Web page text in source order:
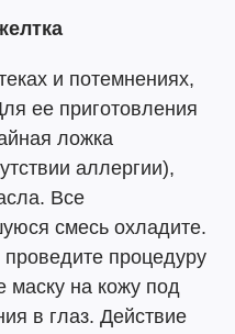
и потемнениях,
ее приготовления
ложка
аллергии),
Все
смесь охладите.
процедуру
маску на кожу под
в глаз. Действие